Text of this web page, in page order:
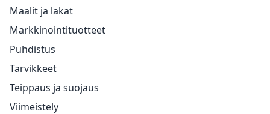
Maalit ja lakat
Markkinointituotteet
Puhdistus
Tarvikkeet
Teippaus ja suojaus
Viimeistely